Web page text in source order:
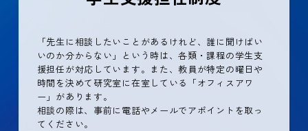
「先生に相談したいことがあるけれど、誰に聞けばい
いのか分からない」という時は、各類・課程の学生支
援担任が対応しています。また、教員が特定の曜日や
時間を決めて研究室に在室している「オフィスアワ
ー」があります。
相談の際は、事前に電話やメールでアポイントを取っ
てください。